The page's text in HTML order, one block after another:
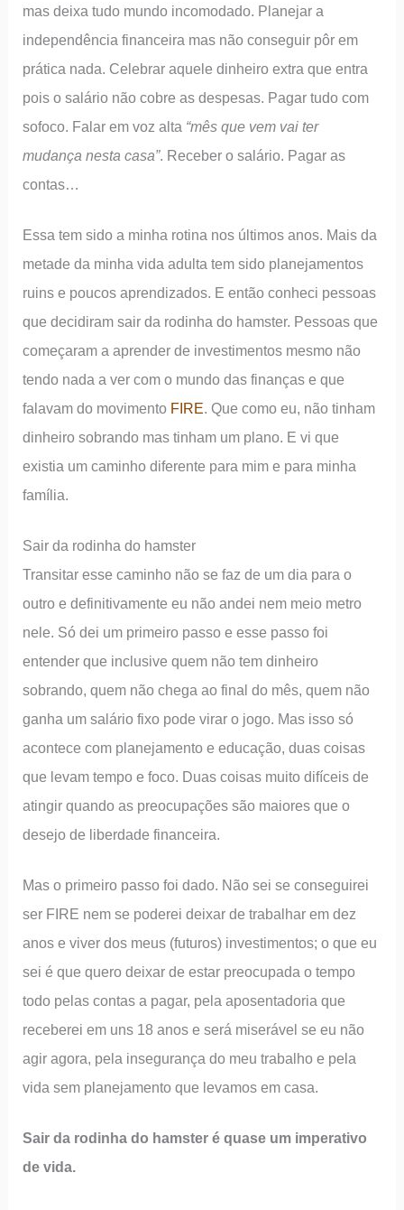
mas deixa tudo mundo incomodado. Planejar a
independência financeira mas não conseguir pôr em
prática nada. Celebrar aquele dinheiro extra que entra
pois o salário não cobre as despesas. Pagar tudo com
sofoco. Falar em voz alta “mês que vem vai ter
mudança nesta casa”. Receber o salário. Pagar as
contas…
Essa tem sido a minha rotina nos últimos anos. Mais da
metade da minha vida adulta tem sido planejamentos
ruins e poucos aprendizados. E então conheci pessoas
que decidiram sair da rodinha do hamster. Pessoas que
começaram a aprender de investimentos mesmo não
tendo nada a ver com o mundo das finanças e que
falavam do movimento FIRE. Que como eu, não tinham
dinheiro sobrando mas tinham um plano. E vi que
existia um caminho diferente para mim e para minha
família.
Sair da rodinha do hamster
Transitar esse caminho não se faz de um dia para o
outro e definitivamente eu não andei nem meio metro
nele. Só dei um primeiro passo e esse passo foi
entender que inclusive quem não tem dinheiro
sobrando, quem não chega ao final do mês, quem não
ganha um salário fixo pode virar o jogo. Mas isso só
acontece com planejamento e educação, duas coisas
que levam tempo e foco. Duas coisas muito difíceis de
atingir quando as preocupações são maiores que o
desejo de liberdade financeira.
Mas o primeiro passo foi dado. Não sei se conseguirei
ser FIRE nem se poderei deixar de trabalhar em dez
anos e viver dos meus (futuros) investimentos; o que eu
sei é que quero deixar de estar preocupada o tempo
todo pelas contas a pagar, pela aposentadoria que
receberei em uns 18 anos e será miserável se eu não
agir agora, pela insegurança do meu trabalho e pela
vida sem planejamento que levamos em casa.
Sair da rodinha do hamster é quase um imperativo
de vida.